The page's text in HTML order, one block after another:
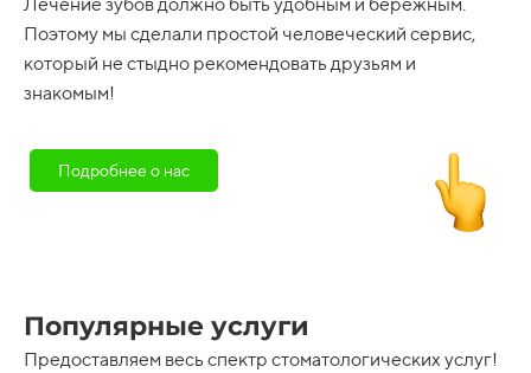
Поэтому мы сделали простой человеческий сервис,
который не стыдно рекомендовать друзьям и
знакомым!
Подробнее о нас
Популярные услуги
Предоставляем весь спектр стоматологических услуг!